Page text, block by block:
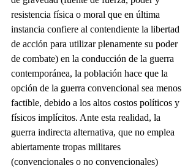
resistencia física o moral que en última
instancia confiere al contendiente la libertad
de acción para utilizar plenamente su poder
de combate) en la conducción de la guerra
contemporánea, la población hace que la
opción de la guerra convencional sea menos
factible, debido a los altos costos políticos y
físicos implícitos. Ante esta realidad, la
guerra indirecta alternativa, que no emplea
abiertamente tropas militares
(convencionales o no convencionales)